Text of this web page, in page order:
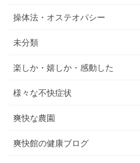
操体法・オステオパシー
未分類
楽しか・嬉しか・感動した
様々な不快症状
爽快な農園
爽快館の健康ブログ